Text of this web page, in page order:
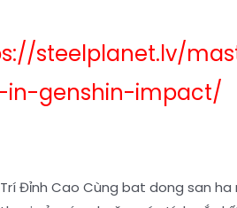
steelplanet.lv/
in-genshin-impact/